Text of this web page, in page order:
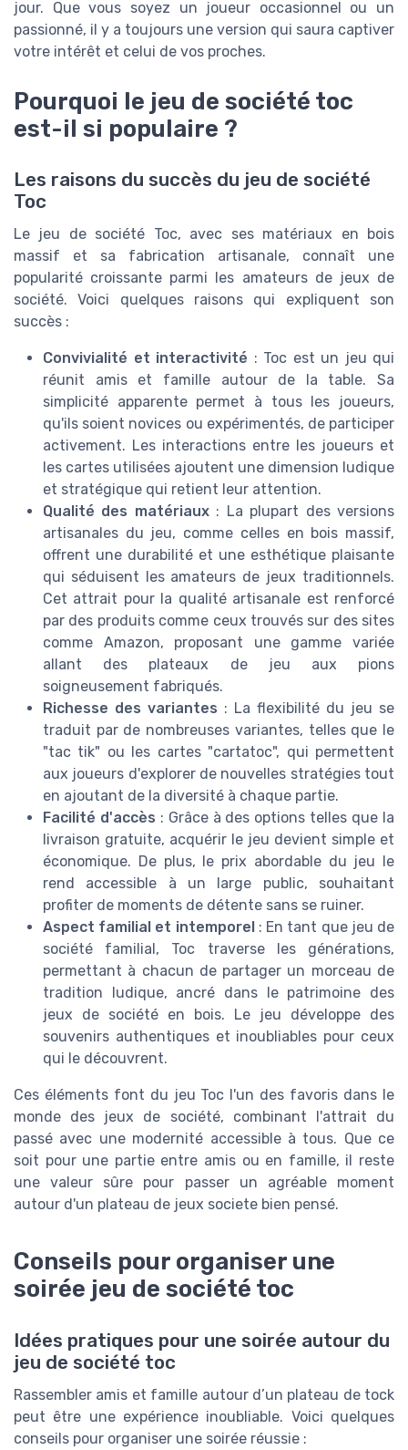
jour. Que vous soyez un joueur occasionnel ou un
passionné, il y a toujours une version qui saura captiver
votre intérêt et celui de vos proches.
Pourquoi le jeu de société toc
est-il si populaire ?
Les raisons du succès du jeu de société
Toc
Le jeu de société Toc, avec ses matériaux en bois
massif et sa fabrication artisanale, connaît une
popularité croissante parmi les amateurs de jeux de
société. Voici quelques raisons qui expliquent son
succès :
Convivialité et interactivité : Toc est un jeu qui
réunit amis et famille autour de la table. Sa
simplicité apparente permet à tous les joueurs,
qu'ils soient novices ou expérimentés, de participer
activement. Les interactions entre les joueurs et
les cartes utilisées ajoutent une dimension ludique
et stratégique qui retient leur attention.
Qualité des matériaux: La plupart des versions
artisanales du jeu, comme celles en bois massif,
offrent une durabilité et une esthétique plaisante
qui séduisent les amateurs de jeux traditionnels.
Cet attrait pour la qualité artisanale est renforcé
par des produits comme ceux trouvés sur des sites
comme Amazon, proposant une gamme variée
allant des plateaux de jeu aux pions
soigneusement fabriqués.
Richesse des variantes : La flexibilité du jeu se
traduit par de nombreuses variantes, telles que le
"tac tik" ou les cartes "cartatoc", qui permettent
aux joueurs d'explorer de nouvelles stratégies tout
en ajoutant de la diversité à chaque partie.
Facilité d'accès : Grâce à des options telles que la
livraison gratuite, acquérir le jeu devient simple et
économique. De plus, le prix abordable du jeu le
rend accessible à un large public, souhaitant
profiter de moments de détente sans se ruiner.
Aspect familial et intemporel: En tant que jeu de
société familial, Toc traverse les générations,
permettant à chacun de partager un morceau de
tradition ludique, ancré dans le patrimoine des
jeux de société en bois. Le jeu développe des
souvenirs authentiques et inoubliables pour ceux
qui le découvrent.
Ces éléments font du jeu Toc l'un des favoris dans le
monde des jeux de société, combinant l'attrait du
passé avec une modernité accessible à tous. Que ce
soit pour une partie entre amis ou en famille, il reste
une valeur sûre pour passer un agréable moment
autour d'un plateau de jeux societe bien pensé.
Conseils pour organiser une
soirée jeu de société toc
Idées pratiques pour une soirée autour du
jeu de société toc
Rassembler amis et famille autour d’un plateau de tock
peut être une expérience inoubliable. Voici quelques
conseils pour organiser une soirée réussie :